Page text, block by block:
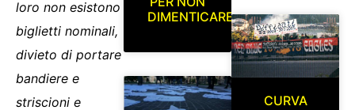
loro non esistono
biglietti nominali,
divieto di portare
bandiere e
striscioni e
DIMENTICARE
CURVA